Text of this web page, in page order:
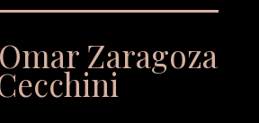
Zaragoza